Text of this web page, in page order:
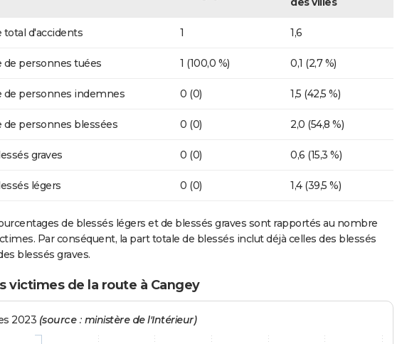
total d'accidents 1 1,6
de personnes tuées 1 (100,0 %) 0,1 (2,7 %)
de personnes indemnes 0 (0) 1,5 (42,5 %)
de personnes blessées 0 (0) 2,0 (54,8 %)
graves 0 (0) 0,6 (15,3 %)
légers 0 (0) 1,4 (39,5 %)
de blessés légers et de blessés graves sont rapportés au nombre
Par conséquent, la part totale de blessés inclut déjà celles des blessés
blessés graves.
victimes de la route à Cangey
2023 (source : ministère de l'Intérieur)